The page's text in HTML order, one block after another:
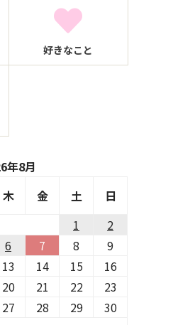
好きなこと
年8月
木 金 土
日
1
2
6 7 8
9
13 14 15
16
20 21 22
23
27 28 29
30